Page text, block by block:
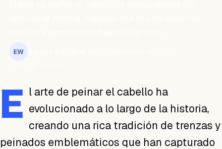
EW
E l arte de peinar el cabello ha
evolucionado a lo largo de la historia,
creando una rica tradición de trenzas y
peinados emblemáticos que han capturado